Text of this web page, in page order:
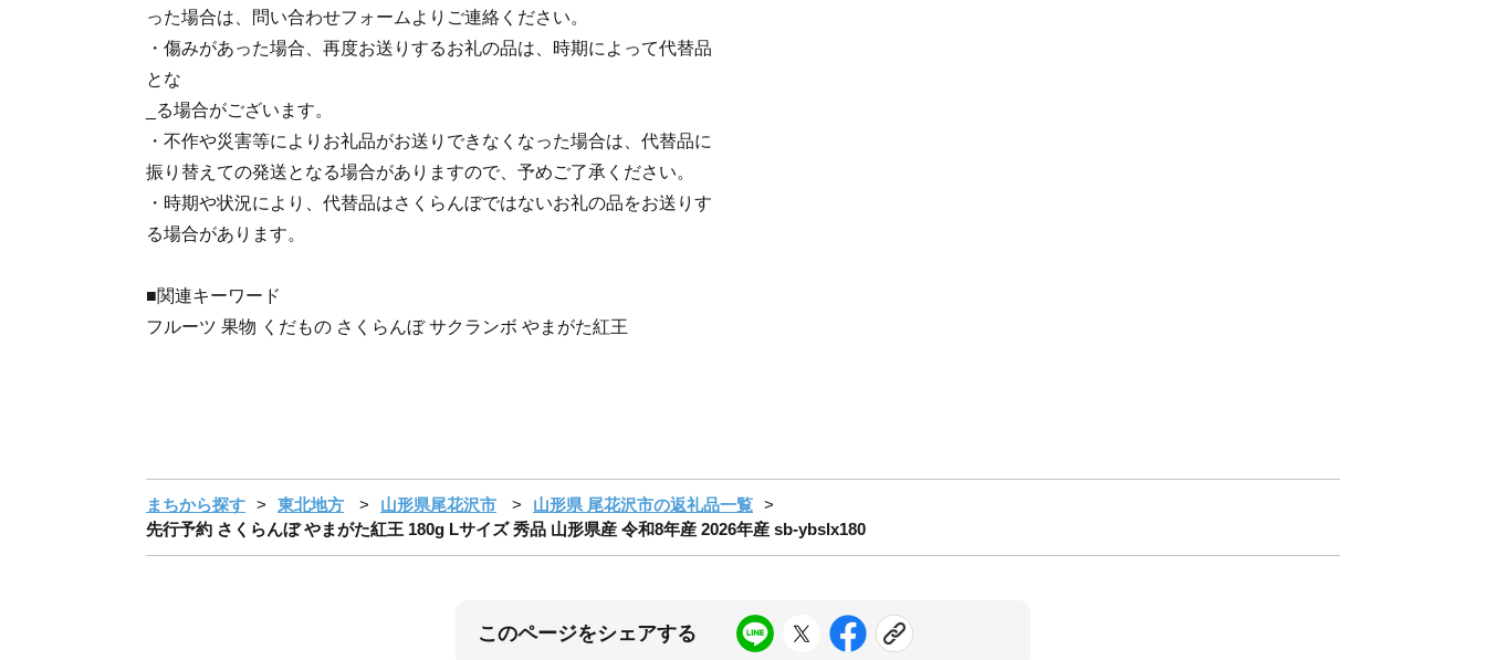
った場合は、問い合わせフォームよりご連絡ください。
・傷みがあった場合、再度お送りするお礼の品は、時期によって代替品
とな
_る場合がございます。
・不作や災害等によりお礼品がお送りできなくなった場合は、代替品に
振り替えての発送となる場合がありますので、予めご了承ください。
・時期や状況により、代替品はさくらんぼではないお礼の品をお送りす
る場合があります。
■関連キーワード
フルーツ 果物 くだもの さくらんぼ サクランボ やまがた紅王
まちから探す 東北地方 山形県尾花沢市
山形県 尾花沢市の返礼品一覧
先行予約 さくらんぼ やまがた紅王 180g Lサイズ 秀品 山形県産 令和8年産 2026年産 sb-ybslx180
このページをシェアする